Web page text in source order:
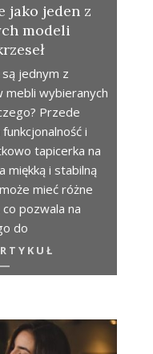
jako jeden z
modeli
jednym z
mebli wybieranych
Przede
i
tapicerka na
miękką i stabilną
mieć różne
pozwala na
do